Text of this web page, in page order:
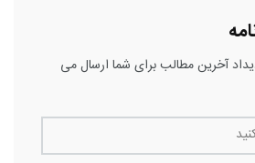
آخرین مطالب برای شما ارسال می